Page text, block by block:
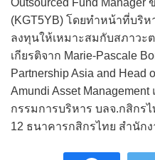
Outsourced Fund Manager
(KGT5YB) โดยทำหน้าที่บริ
ลงทุนให้เหมาะสมกับสภาวะ
เกียรติจาก Marie-Pascale
Partnership Asia and Head
Amundi Asset
กรรมการบริหาร บลจ.กสิก
12 ธนาคารกสิกรไทย สำนัก